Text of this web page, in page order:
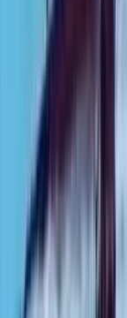
টানা
খানাখন্দ,
০৭ আগস্ট, ২০২৬